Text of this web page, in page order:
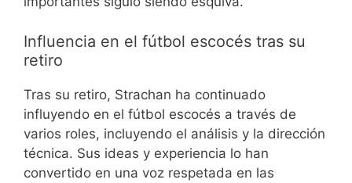
Influencia en el fútbol escocés tras su
retiro
Tras su retiro, Strachan ha continuado
influyendo en el fútbol escocés a través de
varios roles, incluyendo el análisis y la dirección
técnica. Sus ideas y experiencia lo han
convertido en una voz respetada en las